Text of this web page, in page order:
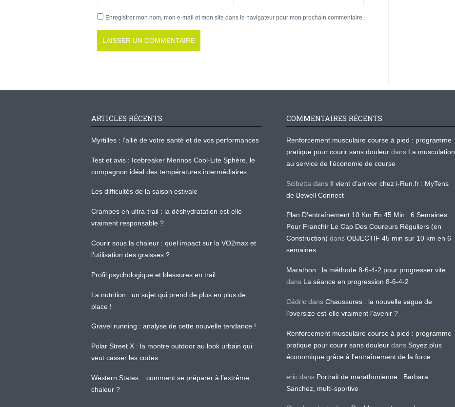
Enregistrer mon nom, mon e-mail et mon site dans le navigateur pour mon prochain commentaire.
ARTICLES RÉCENTS
Myrtilles : l’allié de votre santé et de vos performances
Test et avis : Icebreaker Merinos Cool-Lite Sphère, le
compagnon idéal des températures intermédiaires
Les difficultés de la saison estivale
Crampes en ultra-trail : la déshydratation est-elle
vraiment responsable ?
Courir sous la chaleur : quel impact sur la VO2max et
l’utilisation des graisses ?
Profil psychologique et blessures en trail
La nutrition : un sujet qui prend de plus en plus de
place !
Gravel running : analyse de cette nouvelle tendance !
Polar Street X : la montre outdoor au look urbain qui
veut casser les codes
Western States : comment se préparer à l’extrême
chaleur ?
COMMENTAIRES RÉCENTS
Renforcement musculaire course à pied : programme
pratique pour courir sans douleur dans La musculation
au service de l’économie de course
Scibetta dans Il vient d’arriver chez i-Run.fr : MyTens
de Bewell Connect
Plan D'entraînement 10 Km En 45 Min : 6 Semaines
Pour Franchir Le Cap Des Coureurs Réguliers (en
Construction) dans OBJECTIF 45 min sur 10 km en 6
semaines
Marathon : la méthode 8-6-4-2 pour progresser vite
dans La séance en progression 8-6-4-2
Cédric dans Chaussures : la nouvelle vague de
l’oversize est-elle vraiment l’avenir ?
Renforcement musculaire course à pied : programme
pratique pour courir sans douleur dans Soyez plus
économique grâce à l’entraînement de la force
eric dans Portrait de marathonienne : Barbara
Sanchez, multi-sportive